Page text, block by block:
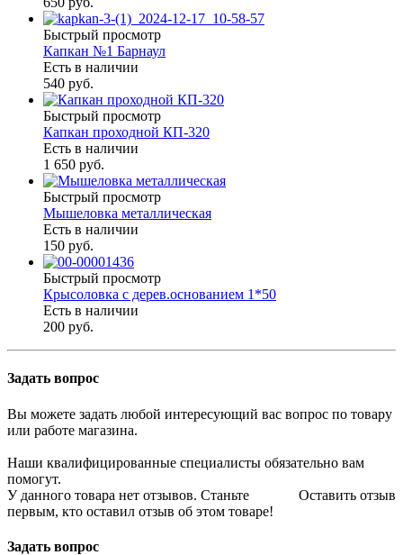
Быстрый просмотр
Капкан №1 Барнаул
Есть в наличии
540 руб.
Быстрый просмотр
Капкан проходной КП-320
Есть в наличии
1 650 руб.
Быстрый просмотр
Мышеловка металлическая
Есть в наличии
150 руб.
Быстрый просмотр
Крысоловка с дерев.основанием 1*50
Есть в наличии
200 руб.
Задать вопрос
Вы можете задать любой интересующий вас вопрос по товару
или работе магазина.
Наши квалифицированные специалисты обязательно вам
помогут.
Оставить отзыв
У данного товара нет отзывов. Станьте
первым, кто оставил отзыв об этом товаре!
Задать вопрос